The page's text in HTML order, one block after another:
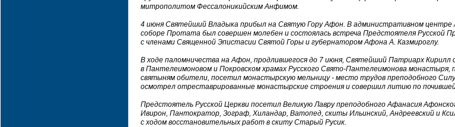
митрополитом Фессалоникийским Анфимом.
4 июня Святейший Владыка прибыл на Святую Гору Афон. В административном центре
соборе Протата был совершен молебен и состоялась встреча Предстоятеля Русской
с членами Священной Эпистасии Святой Горы и губернатором Афона А. Казмироглу.
В ходе паломничества на Афон, продлившегося до 7 июня, Святейший Патриарх Кирилл
в Пантелеимоновом и Покровском храмах Русского Свято-Пантелеимонова монастыря,
святыням обители, посетил монастырскую мельницу - место трудов преподобного
осмотрел отреставрированные монастырские строения и совершил литию по
Предстоятель Русской Церкви посетил Великую Лавру преподобного Афанасия
Ивирон, Пантократор, Зограф, Хиландар, Ватопед, скиты Ильинский, Андреевский и
с ходом восстановительных работ в скиту Старый Русик.